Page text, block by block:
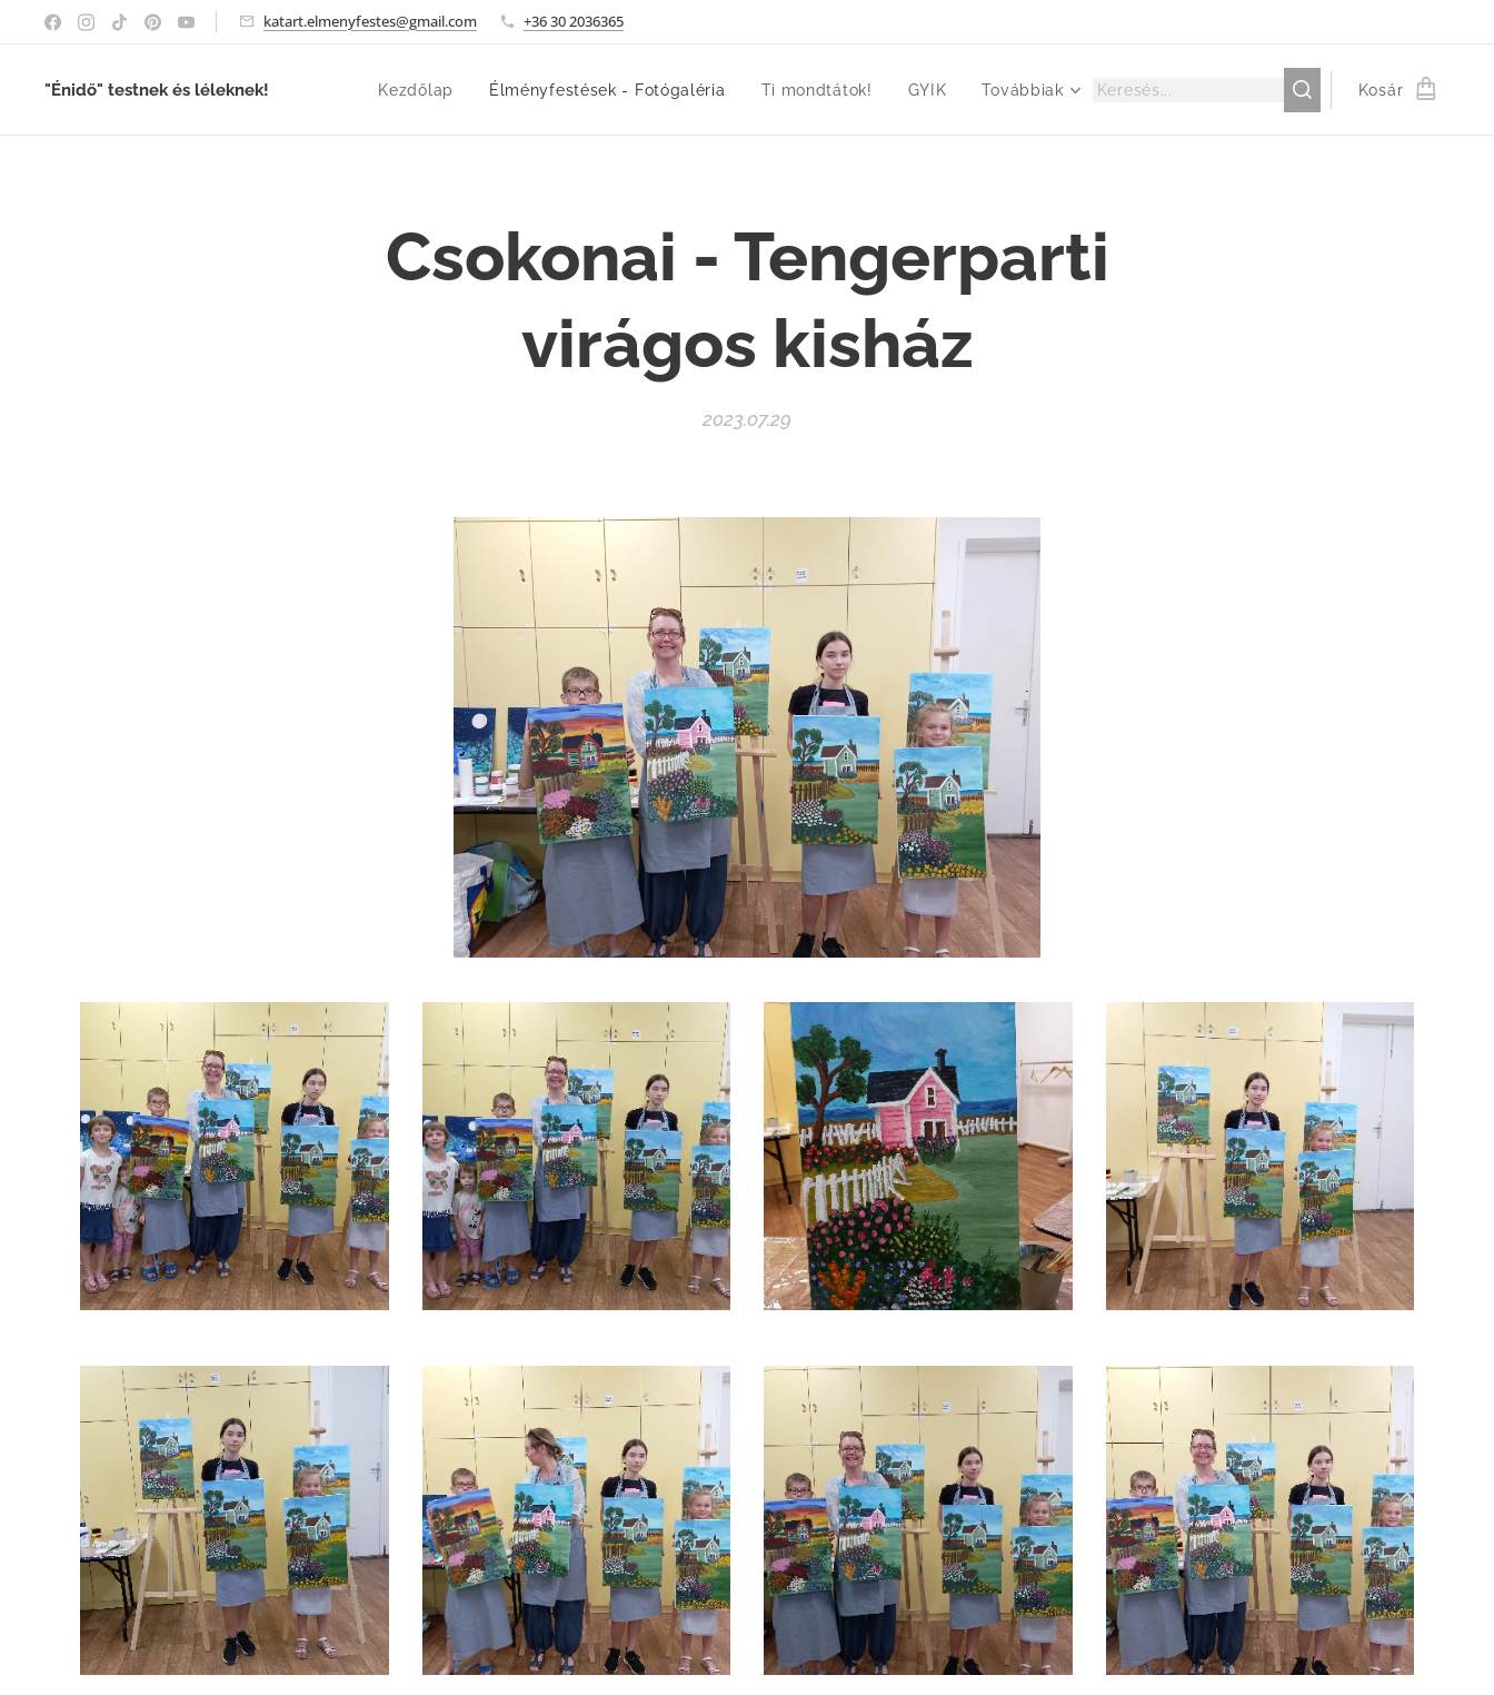
katart.elmenyfestes@gmail.com +36 30 2036365
"Énidő" testnek és léleknek! Kezdőlap Élményfestések - Fotógaléria Ti mondtátok! GYIK Továbbiak Kosár
Csokonai - Tengerparti
virágos kisház
2023.07.29